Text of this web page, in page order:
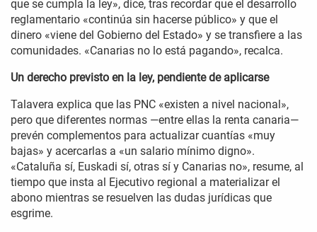
que se cumpla la ley», dice, tras recordar que el desarrollo
reglamentario «continúa sin hacerse público» y que el
dinero «viene del Gobierno del Estado» y se transfiere a las
comunidades. «Canarias no lo está pagando», recalca.
Un derecho previsto en la ley, pendiente de aplicarse
Talavera explica que las PNC «existen a nivel nacional»,
pero que diferentes normas —entre ellas la renta canaria—
prevén complementos para actualizar cuantías «muy
bajas» y acercarlas a «un salario mínimo digno».
«Cataluña sí, Euskadi sí, otras sí y Canarias no», resume, al
tiempo que insta al Ejecutivo regional a materializar el
abono mientras se resuelven las dudas jurídicas que
esgrime.